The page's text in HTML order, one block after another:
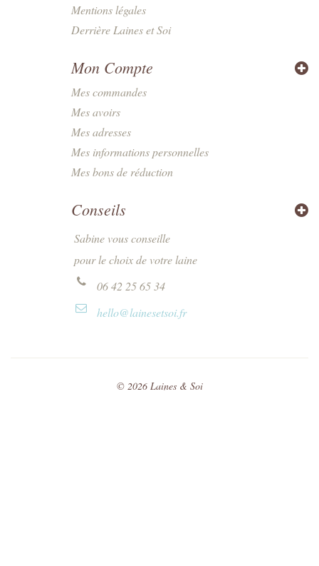
Mentions légales
Derrière Laines et Soi
© 2026Laines & Soi
Mon Compte
Mes commandes
Mes avoirs
Mes adresses
Mes informations personnelles
Mes bons de réduction
Conseils
Sabine vous conseille
pour le choix de votre laine
06 42 25 65 34
hello@lainesetsoi.fr